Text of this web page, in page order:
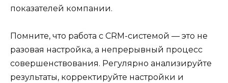
показателей компании.
Помните, что работа с CRM-системой — это не
разовая настройка, а непрерывный процесс
совершенствования. Регулярно анализируйте
результаты, корректируйте настройки и